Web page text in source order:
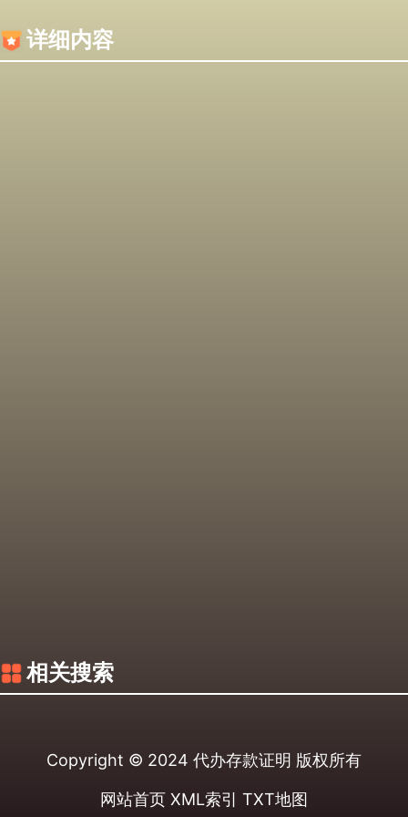
详细内容
相关搜索
Copyright © 2024 代办存款证明 版权所有
网站首页 XML索引 TXT地图